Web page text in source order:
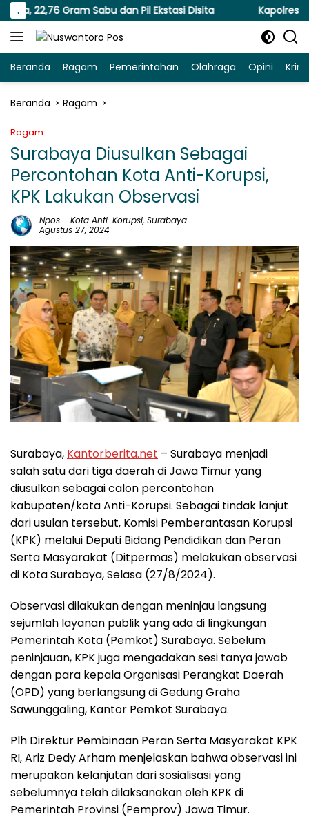
Langsung
ke
konten
.
Gram Sabu dan Pil Ekstasi Disita Kapolresta Malang
Beranda Ragam Pemerintahan Olahraga Opini
Beranda Ragam
Ragam
Surabaya Diusulkan Sebagai
Percontohan Kota Anti-Korupsi,
KPK Lakukan Observasi
Npos - Kota Anti-Korupsi, Surabaya
Agustus 27, 2024
Surabaya, Kantorberita.net – Surabaya menjadi
salah satu dari tiga daerah di Jawa Timur yang
diusulkan sebagai calon percontohan
kabupaten/kota Anti-Korupsi. Sebagai tindak lanjut
dari usulan tersebut, Komisi Pemberantasan Korupsi
(KPK) melalui Deputi Bidang Pendidikan dan Peran
Serta Masyarakat (Ditpermas) melakukan observasi
di Kota Surabaya, Selasa (27/8/2024).
Observasi dilakukan dengan meninjau langsung
sejumlah layanan publik yang ada di lingkungan
Pemerintah Kota (Pemkot) Surabaya. Sebelum
peninjauan, KPK juga mengadakan sesi tanya jawab
dengan para kepala Organisasi Perangkat Daerah
(OPD) yang berlangsung di Gedung Graha
Sawunggaling, Kantor Pemkot Surabaya.
Plh Direktur Pembinaan Peran Serta Masyarakat KPK
RI, Ariz Dedy Arham menjelaskan bahwa observasi ini
merupakan kelanjutan dari sosialisasi yang
sebelumnya telah dilaksanakan oleh KPK di
Pemerintah Provinsi (Pemprov) Jawa Timur.